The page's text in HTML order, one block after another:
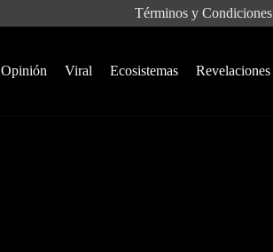
Términos y Condiciones
Opinión Viral Ecosistemas Revelaciones